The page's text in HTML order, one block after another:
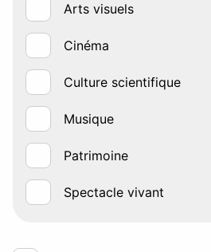
Arts visuels
Cinéma
Culture scientifique
Musique
Patrimoine
Spectacle vivant